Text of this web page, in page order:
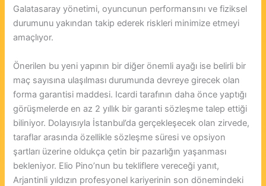
Galatasaray yönetimi, oyuncunun performansını ve fiziksel
durumunu yakından takip ederek riskleri minimize etmeyi
amaçlıyor.
Önerilen bu yeni yapının bir diğer önemli ayağı ise belirli bir
maç sayısına ulaşılması durumunda devreye girecek olan
forma garantisi maddesi. Icardi tarafının daha önce yaptığı
görüşmelerde en az 2 yıllık bir garanti sözleşme talep ettiği
biliniyor. Dolayısıyla İstanbul’da gerçekleşecek olan zirvede,
taraflar arasında özellikle sözleşme süresi ve opsiyon
şartları üzerine oldukça çetin bir pazarlığın yaşanması
bekleniyor. Elio Pino’nun bu tekliflere vereceği yanıt,
Arjantinli yıldızın profesyonel kariyerinin son dönemindeki